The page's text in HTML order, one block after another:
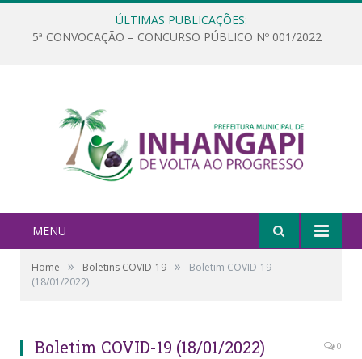
ÚLTIMAS PUBLICAÇÕES:
5ª CONVOCAÇÃO – CONCURSO PÚBLICO Nº 001/2022
MENU
Home » Boletins COVID-19 »
Boletim COVID-19
(18/01/2022)
Boletim COVID-19 (18/01/2022) 0